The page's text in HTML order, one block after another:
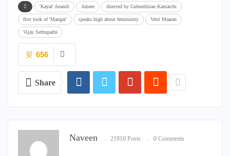
'Kayal' Anandi Ameer directed by Gubenthiran Kamatchi
first look of 'Mangai' speaks high about femininity Vetri Maaran
Vijay Sethupathi
656
Share
Naveen 21910 Posts 0 Comments